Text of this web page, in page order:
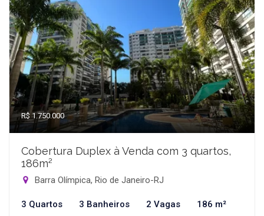
R$ 1.750.000
Cobertura Duplex à Venda com 3 quartos,
186m²
Barra Olímpica, Rio de Janeiro-RJ
3 Quartos 3 Banheiros 2 Vagas 186 m²